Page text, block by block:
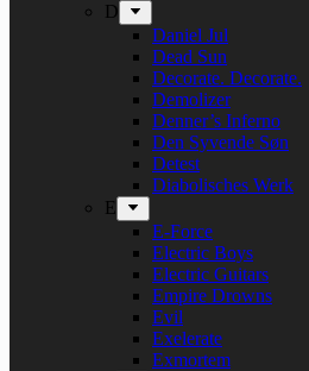
D
Daniel Jul
Dead Sun
Decorate. Decorate.
Demolizer
Denner’s Inferno
Den Syvende Søn
Detest
Diabolisches Werk
E
E-Force
Electric Boys
Electric Guitars
Empire Drowns
Evil
Exelerate
Exmortem